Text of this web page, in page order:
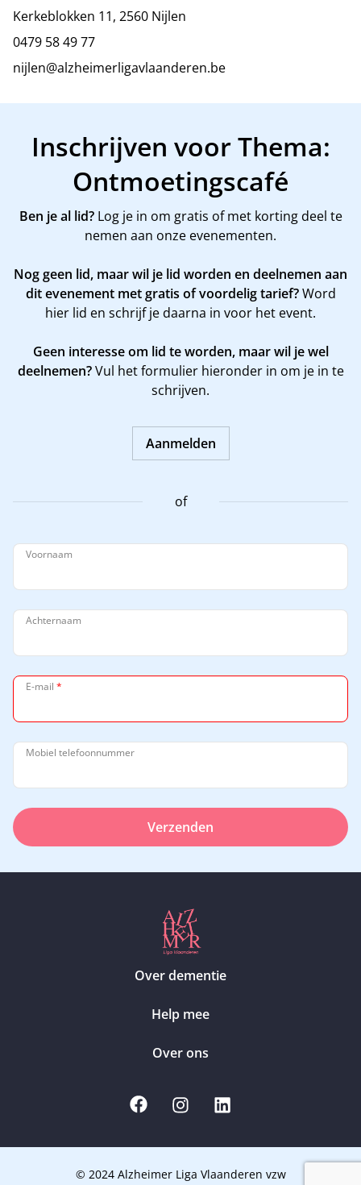
Kerkeblokken 11, 2560 Nijlen
0479 58 49 77
nijlen@alzheimerligavlaanderen.be
Inschrijven voor Thema:
Ontmoetingscafé
Ben je al lid?Log je in om gratis of met korting deel te
nemen aan onze evenementen.
Nog geen lid, maar wil je lid worden en deelnemen aan
dit evenement met gratis of voordelig tarief?Word
hier lid en schrijf je daarna in voor het event.
Geen interesse om lid te worden, maar wil je wel
deelnemen?Vul het formulier hieronder in om je in te
schrijven.
Aanmelden
of
Voornaam
Achternaam
E-mail *
Mobiel telefoonnummer
Verzenden
Over dementie
Help mee
Over ons
© 2024 Alzheimer Liga Vlaanderen vzw